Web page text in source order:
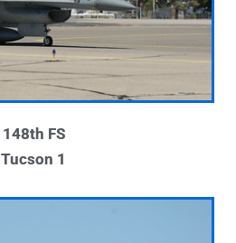
148th FS
Tucson 1